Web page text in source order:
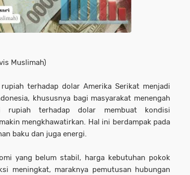
Muslimah)
terhadap dolar Amerika Serikat menjadi
khususnya bagi masyarakat menengah
rupiah terhadap dolar membuat kondisi
mengkhawatirkan. Hal ini berdampak pada
baku dan juga energi.
yang belum stabil, harga kebutuhan pokok
meningkat, maraknya pemutusan hubungan